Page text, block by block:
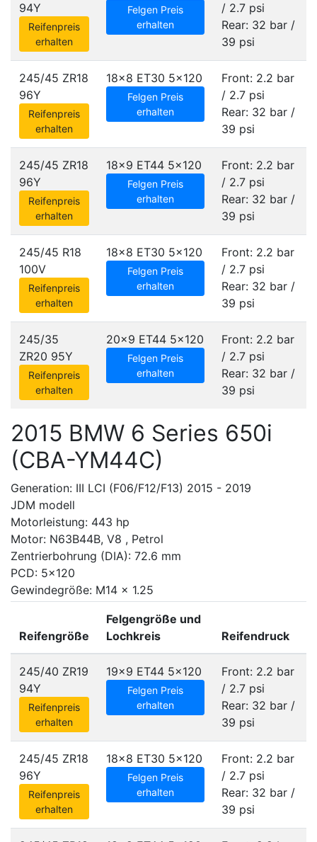
94Y
Reifenpreis
erhalten
Felgen Preis
erhalten
/ 2.7 psi
Rear: 32 bar /
39 psi
245/45 ZR18
96Y
Reifenpreis
erhalten
18x8 ET30 5x120
Felgen Preis
erhalten
Front: 2.2 bar
/ 2.7 psi
Rear: 32 bar /
39 psi
245/45 ZR18
96Y
Reifenpreis
erhalten
18x9 ET44 5x120
Felgen Preis
erhalten
Front: 2.2 bar
/ 2.7 psi
Rear: 32 bar /
39 psi
245/45 R18
100V
Reifenpreis
erhalten
18x8 ET30 5x120
Felgen Preis
erhalten
Front: 2.2 bar
/ 2.7 psi
Rear: 32 bar /
39 psi
245/35
ZR20 95Y
Reifenpreis
erhalten
20x9 ET44 5x120
Felgen Preis
erhalten
Front: 2.2 bar
/ 2.7 psi
Rear: 32 bar /
39 psi
2015 BMW 6 Series 650i
(CBA-YM44C)
Generation: III LCI (F06/F12/F13) 2015 - 2019
JDM modell
Motorleistung: 443 hp
Motor: N63B44B, V8 , Petrol
Zentrierbohrung (DIA): 72.6 mm
PCD: 5x120
Gewindegröße: M14 x 1.25
Reifengröße
Felgengröße und
Lochkreis
Reifendruck
245/40 ZR19
94Y
Reifenpreis
erhalten
19x9 ET44 5x120
Felgen Preis
erhalten
Front: 2.2 bar
/ 2.7 psi
Rear: 32 bar /
39 psi
245/45 ZR18
96Y
Reifenpreis
erhalten
18x8 ET30 5x120
Felgen Preis
erhalten
Front: 2.2 bar
/ 2.7 psi
Rear: 32 bar /
39 psi